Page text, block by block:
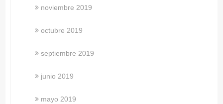
noviembre 2019
octubre 2019
septiembre 2019
junio 2019
mayo 2019